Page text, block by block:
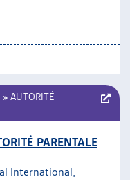
» AUTORITÉ
PARENTALE
International,